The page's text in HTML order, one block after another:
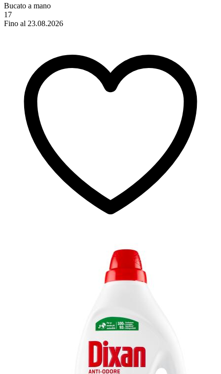
Bucato a mano
17
Fino al 23.08.2026